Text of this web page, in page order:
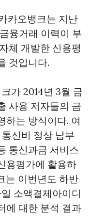
카오뱅크는 지난
융거래 이력이 부
체 개발한 신용평
것입니다.
가 2014년 3월 금
사용 저자들의 금
하는 방식이다. 여
신비 정상 납부
통신과금 서비스
용평가에 활용하
는 이번년도 하반
소액결제아이디
에 대한 분석 결과